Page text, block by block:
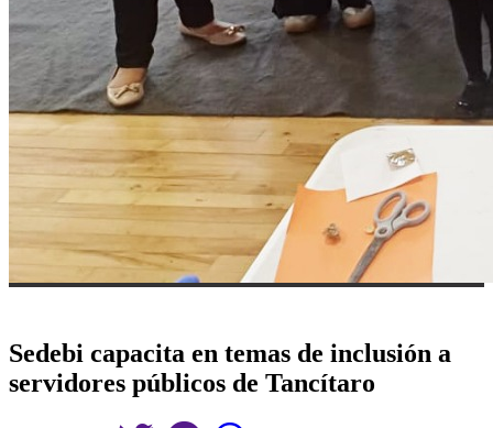
Sedebi capacita en temas de inclusión a
servidores públicos de Tancítaro